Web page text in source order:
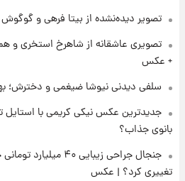
فال قهوه روزانه یکشنبه ۱۸ مرداد
فال روزانه واقعی یکشنبه ۱۸
تصویر دیده‌نشده از بیتا فرهی و
تصویری عاشقانه از شاهرخ استخری و
+ عکس
سلفی دیدنی نیوشا ضیغمی و دخترش؛
جدیدترین عکس نیکی کریمی با استایل
بانوی جذاب؟
جنجال جراحی زیبایی ۴۰
تغییری کرد؟ | عکس